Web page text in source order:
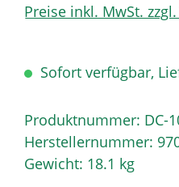
Preise inkl. MwSt.
Sofort verfügbar,
Produktnummer: DC-
Herstellernummer:
Gewicht: 18.1 kg